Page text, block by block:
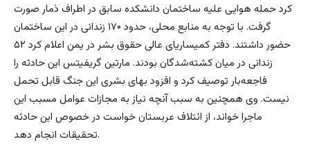
کرد حمله هوایی علیه ساختمان دانشکده سابق در اطراف ذمار صورت
گرفت. با توجه به منابع محلی، حدود ۱۷۰ زندانی در این ساختمان
حضور داشتند. دفتر کمیساریای عالی حقوق بشر در یمن اعلام کرد ۵۲
زندانی در میان کشته‌شدگان بودند. مارتین گریفیتس این حادثه را
فاجعه‌بار توصیف کرد و افزود بهای بشری این جنگ قابل تحمل
نیست. وی همچنین به سبب آنچه نیاز به مجازات عوامل مسبب این
ماجرا خواند، از ائتلاف عربستان خواست در خصوص این حادثه
تحقیقات انجام دهد.